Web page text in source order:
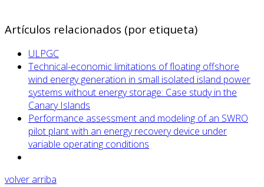
Artículos relacionados (por etiqueta)
ULPGC
Technical-economic limitations of floating offshore
wind energy generation in small isolated island power
systems without energy storage: Case study in the
Canary Islands
Performance assessment and modeling of an SWRO
pilot plant with an energy recovery device under
variable operating conditions
volver arriba